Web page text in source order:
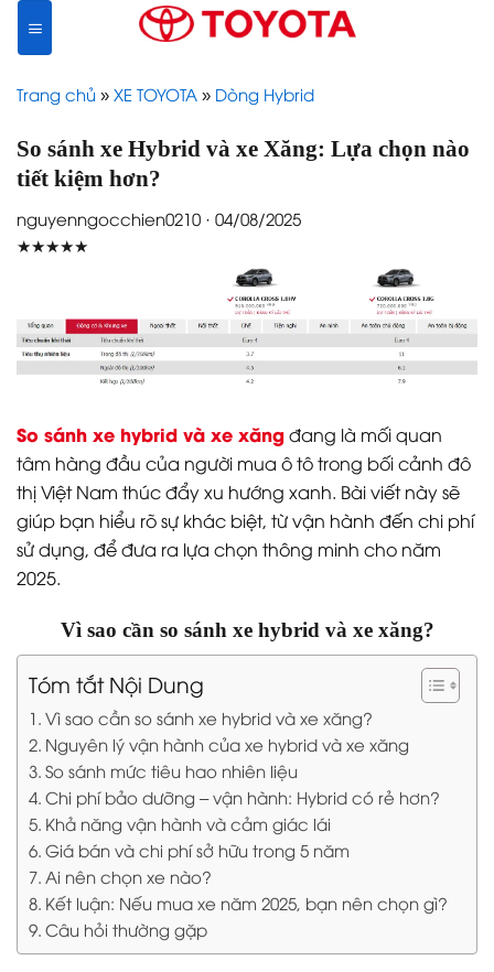
content
Trang chủ » XE TOYOTA » Dòng Hybrid
So sánh xe Hybrid và xe Xăng: Lựa chọn nào
tiết kiệm hơn?
nguyenngocchien0210 · 04/08/2025
★★★★★
So sánh xe hybrid và xe xăngđang là mối quan
tâm hàng đầu của người mua ô tô trong bối cảnh đô
thị Việt Nam thúc đẩy xu hướng xanh. Bài viết này sẽ
giúp bạn hiểu rõ sự khác biệt, từ vận hành đến chi phí
sử dụng, để đưa ra lựa chọn thông minh cho năm
2025.
Vì sao cần so sánh xe hybrid và xe xăng?
Tóm tắt Nội Dung
Vì sao cần so sánh xe hybrid và xe xăng?
Nguyên lý vận hành của xe hybrid và xe xăng
So sánh mức tiêu hao nhiên liệu
Chi phí bảo dưỡng – vận hành: Hybrid có rẻ hơn?
Khả năng vận hành và cảm giác lái
Giá bán và chi phí sở hữu trong 5 năm
Ai nên chọn xe nào?
Kết luận: Nếu mua xe năm 2025, bạn nên chọn gì?
Câu hỏi thường gặp